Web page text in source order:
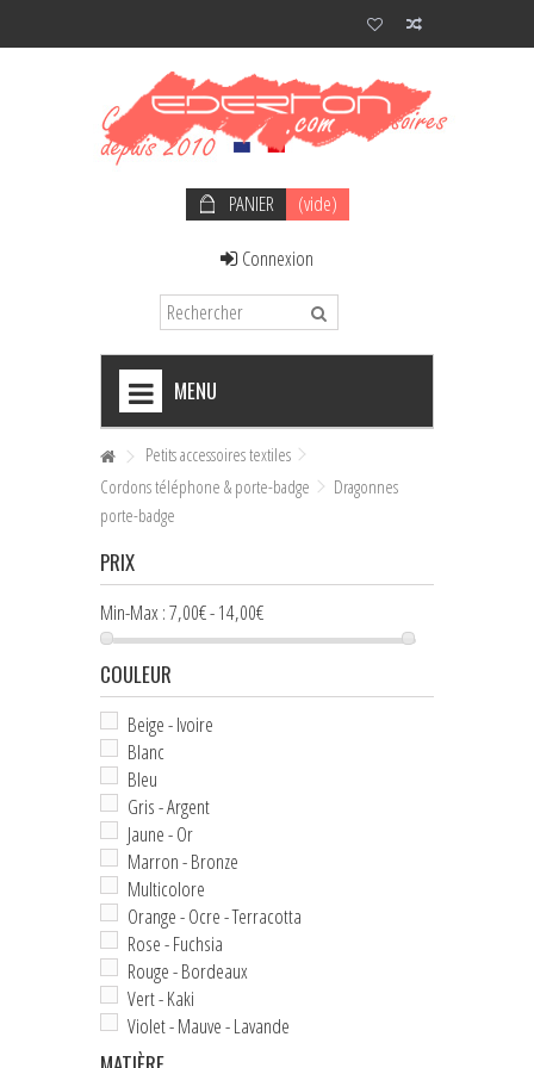
PANIER
(vide)
Connexion
MENU
NOEUDS PAPILLON HOMME
NOEUDS PAPILLON FEMME
NOEUDS PAPILLON ENFANT
CRAVATES
ASCOTS & LAVALLIÈRES
+
POCHETTES & BOUTONNIÈRES
BIJOUX FEMME
BOUTONS DE MANCHETTE
PINCES & ÉPINGLES À CRAVATE
BALEINES DE COL
ACCESSOIRES DE COIFFURE
PETITS ACCESSOIRES TEXTILES
CRAVATES & PLASTRONS D'ÉQUITATION
Petits accessoires textiles
Cordons téléphone & porte-badge
Dragonnes
porte-badge
PRIX
Min-Max :7,00€ - 14,00€
COULEUR
Beige - Ivoire
Blanc
Bleu
Gris - Argent
Jaune - Or
Marron - Bronze
Multicolore
Orange - Ocre - Terracotta
Rose - Fuchsia
Rouge - Bordeaux
Vert - Kaki
Violet - Mauve - Lavande